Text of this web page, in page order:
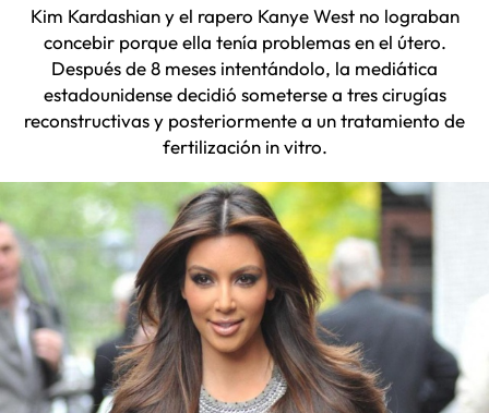
Kim Kardashian y el rapero Kanye West no lograban
concebir porque ella tenía problemas en el útero.
Después de 8 meses intentándolo, la mediática
estadounidense decidió someterse a tres cirugías
reconstructivas y posteriormente a un tratamiento de
fertilización in vitro.